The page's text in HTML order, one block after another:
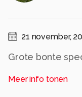
21 november,
Grote bonte
Alle rechten voorbehouden
Meer info tonen